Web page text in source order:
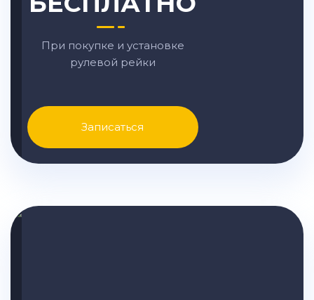
При покупке и установке
рулевой рейки
Записаться